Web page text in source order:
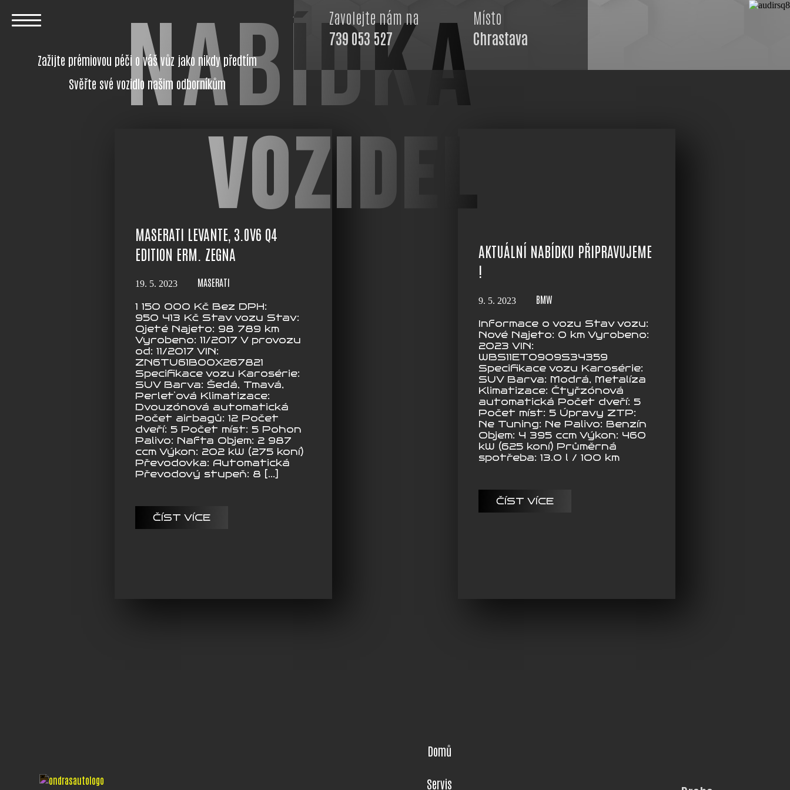
NABÍDKA
VOZIDEL
Zažijte prémiovou péči o váš vůz jako nikdy předtím
Svěřte své vozidlo našim odborníkům
Zavolejte nám na
739 053 527
Místo
Chrastava
MASERATI LEVANTE, 3.0V6 Q4
EDITION ERM. ZEGNA
19. 5. 2023 MASERATI
1 150 000 Kč Bez DPH:
950 413 Kč Stav vozu Stav:
Ojeté Najeto: 98 789 km
Vyrobeno: 11/2017 V provozu
od: 11/2017 VIN:
ZN6TU61B00X267821
Specifikace vozu Karosérie:
SUV Barva: Šedá, Tmavá,
Perleťová Klimatizace:
Dvouzónová automatická
Počet airbagů: 12 Počet
dveří: 5 Počet míst: 5 Pohon
Palivo: Nafta Objem: 2 987
ccm Výkon: 202 kW (275 koní)
Převodovka: Automatická
Převodový stupeň: 8 […]
ČÍST VÍCE
AKTUÁLNÍ NABÍDKU PŘIPRAVUJEME
!
9. 5. 2023 BMW
Informace o vozu Stav vozu:
Nové Najeto: 0 km Vyrobeno:
2023 VIN:
WBS11ET0909S34359
Specifikace vozu Karosérie:
SUV Barva: Modrá, Metalíza
Klimatizace: Čtyřzónová
automatická Počet dveří: 5
Počet míst: 5 Úpravy ZTP:
Ne Tuning: Ne Palivo: Benzín
Objem: 4 395 ccm Výkon: 460
kW (625 koní) Průměrná
spotřeba: 13.0 l / 100 km
ČÍST VÍCE
Domů
Servis